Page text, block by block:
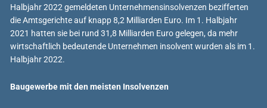
Halbjahr 2022 gemeldeten Unternehmensinsolvenzen bezifferten
die Amtsgerichte auf knapp 8,2 Milliarden Euro. Im 1. Halbjahr
2021 hatten sie bei rund 31,8 Milliarden Euro gelegen, da mehr
wirtschaftlich bedeutende Unternehmen insolvent wurden als im 1.
Halbjahr 2022.
Baugewerbe mit den meisten Insolvenzen